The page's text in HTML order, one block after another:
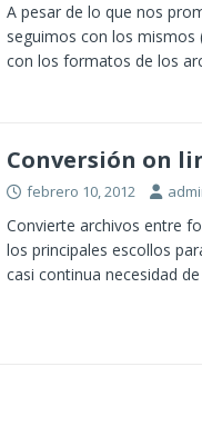
A pesar de lo que nos
seguimos con los
con los formatos de los
Conversión on
febrero 10, 2012
Convierte archivos entre
los principales escollos
casi continua necesidad